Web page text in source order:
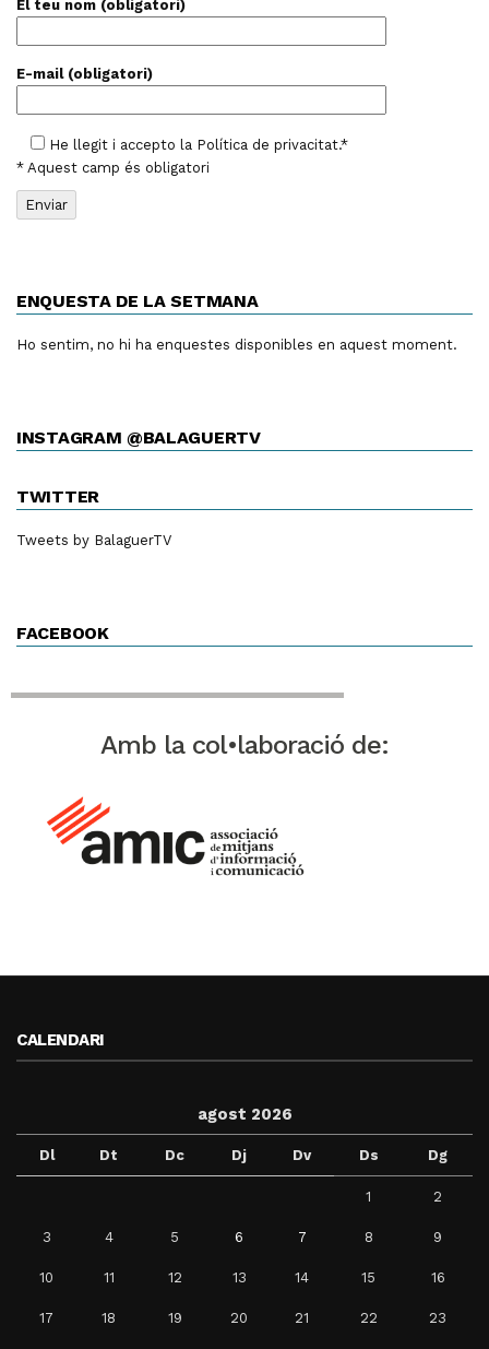
El teu nom (obligatori)
E-mail (obligatori)
He llegit i accepto la Política de privacitat.*
* Aquest camp és obligatori
ENQUESTA DE LA SETMANA
Ho sentim, no hi ha enquestes disponibles en aquest moment.
INSTAGRAM @BALAGUERTV
TWITTER
Tweets by BalaguerTV
FACEBOOK
Amb la col•laboració de:
CALENDARI
agost 2026
Dl Dt Dc Dj Dv Ds Dg
1 2
3 4 5 6 7 8 9
10 11 12 13 14 15 16
17 18 19 20 21 22 23